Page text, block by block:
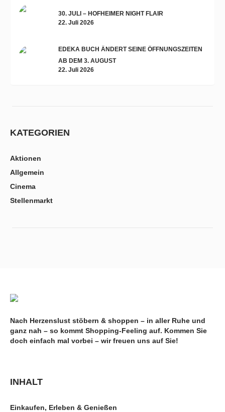
30. JULI – HOFHEIMER NIGHT FLAIR
22. Juli 2026
EDEKA BUCH ÄNDERT SEINE ÖFFNUNGSZEITEN
AB DEM 3. AUGUST
22. Juli 2026
KATEGORIEN
Aktionen
Allgemein
Cinema
Stellenmarkt
Nach Herzenslust stöbern & shoppen – in aller Ruhe und
ganz nah – so kommt Shopping-Feeling auf. Kommen Sie
doch einfach mal vorbei – wir freuen uns auf Sie!
INHALT
Einkaufen, Erleben & Genießen